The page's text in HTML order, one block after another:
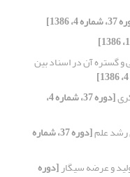
4، 1386]
گستره آن در اسناد بین
[دوره 37، شماره 4،
رشد علم [دوره 37، شماره
و عرضه سیگار[دوره